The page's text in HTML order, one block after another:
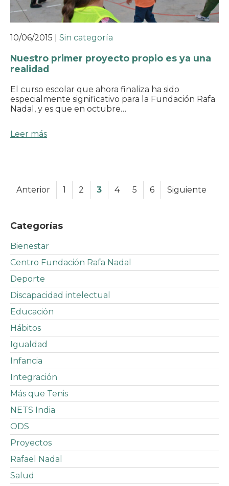
10/06/2015 Sin categoría
Nuestro primer proyecto propio es ya una
realidad
El curso escolar que ahora finaliza ha sido
especialmente significativo para la Fundación Rafa
Nadal, y es que en octubre…
Leer más
Anterior 1 2 3 4 5 6 Siguiente
Categorías
Bienestar
Centro Fundación Rafa Nadal
Deporte
Discapacidad intelectual
Educación
Hábitos
Igualdad
Infancia
Integración
Más que Tenis
NETS India
ODS
Proyectos
Rafael Nadal
Salud